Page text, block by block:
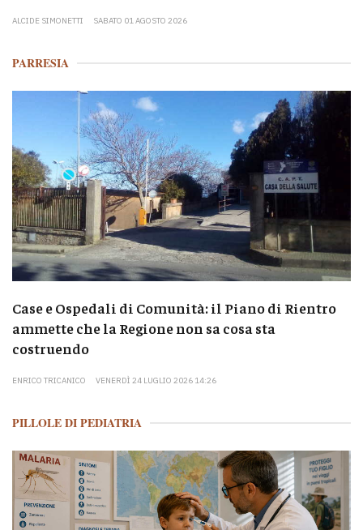
ALCIDE SIMONETTI SABATO 01 AGOSTO 2026
PARRESIA
Case e Ospedali di Comunità: il Piano di Rientro
ammette che la Regione non sa cosa sta
costruendo
ENRICO TRICANICO VENERDÌ 24 LUGLIO 2026 14:26
PILLOLE DI PEDIATRIA